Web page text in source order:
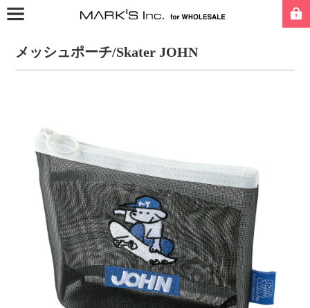
メッシュポーチ/Skater JOHN